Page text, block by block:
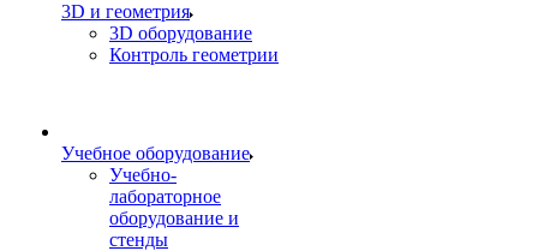
3D и геометрия
3D оборудование
Контроль геометрии
Учебное оборудование
Учебно-
лабораторное
оборудование и
стенды